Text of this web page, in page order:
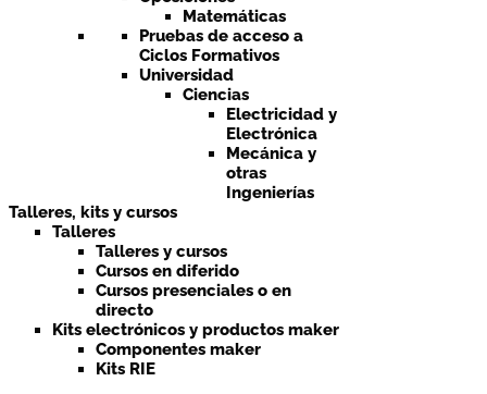
Matemáticas
Pruebas de acceso a
Ciclos Formativos
Universidad
Ciencias
Electricidad y
Electrónica
Mecánica y
otras
Ingenierías
Talleres, kits y cursos
Talleres
Talleres y cursos
Cursos en diferido
Cursos presenciales o en
directo
Kits electrónicos y productos maker
Componentes maker
Kits RIE